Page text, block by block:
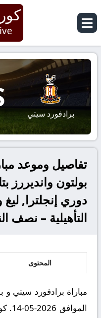
برادفورد سيتي
تفاصيل وموعد
دوري إنجلترا,
التأهيلية – نصف
المحتوى
مباراة برادفورد سيتي و